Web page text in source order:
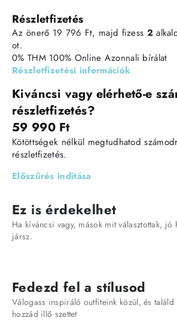
Részletfizetés
Az önerő 19 796 Ft, majd fizess 2
ot.
0% THM 100% Online Azonnali bírálat
Részletfizetési információk
Kiváncsi vagy elérhető-e
részletfizetés?
59 990 Ft
Kötöttségek nélkül megtudhatod
részletfizetés.
Előszűrés indítása
Ez is érdekelhet
Ha kíváncsi vagy, mások mit választottak, jó
jársz.
Fedezd fel a stílusod
Válogass inspiráló outfiteink közül, és találd
hozzád illő szettet